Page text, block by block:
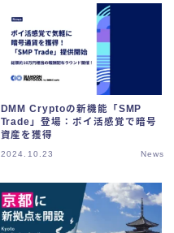
DMM Cryptoの新機能「SMP
Trade」登場：ポイ活感覚で暗号
資産を獲得
2024.10.23 News